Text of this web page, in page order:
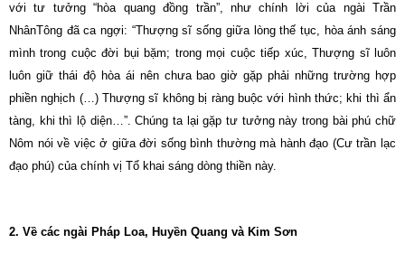
với tư tưởng “hòa quang đồng trần”, như chính lời của ngài Trần
NhânTông đã ca ngợi: “Thượng sĩ sống giữa lòng thế tục, hòa ánh sáng
mình trong cuộc đời bụi bặm; trong mọi cuộc tiếp xúc, Thượng sĩ luôn
luôn giữ thái độ hòa ái nên chưa bao giờ gặp phải những trường hợp
phiền nghịch (…) Thượng sĩ không bị ràng buộc với hình thức; khi thì ẩn
tàng, khi thì lộ diện…”. Chúng ta lại gặp tư tưởng này trong bài phú chữ
Nôm nói về việc ở giữa đời sống bình thường mà hành đạo (Cư trần lạc
đạo phú) của chính vị Tổ khai sáng dòng thiền này.
2. Về các ngài Pháp Loa, Huyền Quang và Kim Sơn